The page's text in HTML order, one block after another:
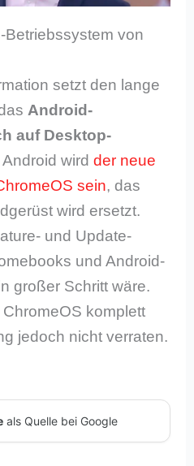
von
setzt den lange
Android-
auf Desktop-
Android wirdder neue
sein, das
wird ersetzt.
und Update-
und Android-
großer Schritt wäre.
komplett
jedoch nicht verraten.
als Quelle bei Google